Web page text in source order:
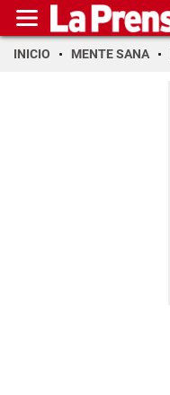
INICIO MENTE SANA